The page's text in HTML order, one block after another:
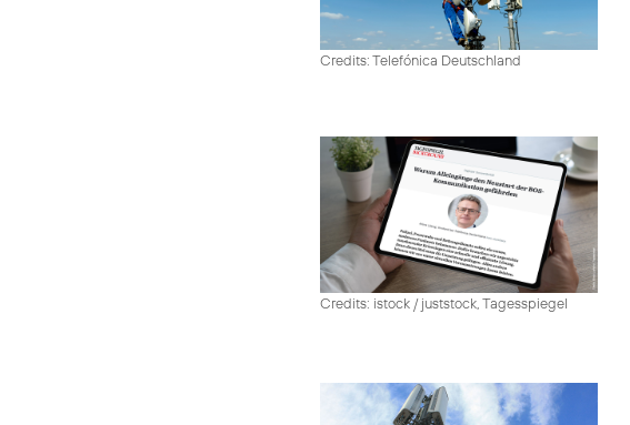
Credits: Telefónica Deutschland
Credits: istock / juststock, Tagesspiegel